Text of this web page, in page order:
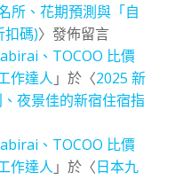
所、花期預測與「自
扣碼)〉發佈留言
、TOCOO 比價
作達人 」於〈2025 新
夜景佳的新宿住宿指
、TOCOO 比價
作達人 」於〈日本九